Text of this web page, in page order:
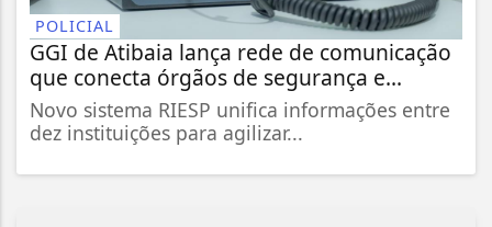
POLICIAL
GGI de Atibaia lança rede de comunicação
que conecta órgãos de segurança e...
Novo sistema RIESP unifica informações entre
dez instituições para agilizar...